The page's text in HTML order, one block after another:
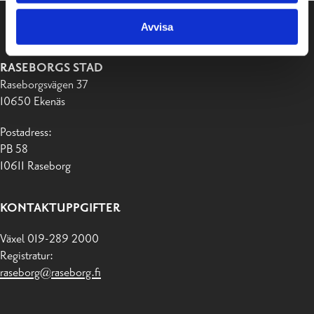
Avvisa
RASEBORGS STAD
Raseborgsvägen 37
10650 Ekenäs
Postadress:
PB 58
10611 Raseborg
KONTAKTUPPGIFTER
Växel 019-289 2000
Registratur:
raseborg@raseborg.fi